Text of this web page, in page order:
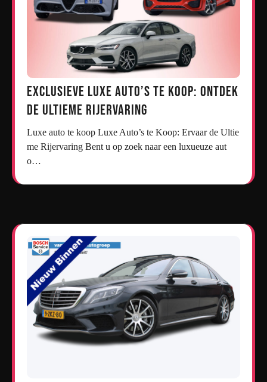
Exclusieve Luxe Auto’s te Koop: Ontdek
de Ultieme Rijervaring
Luxe auto te koop Luxe Auto’s te Koop: Ervaar de Ultie
me Rijervaring Bent u op zoek naar een luxueuze aut
o…